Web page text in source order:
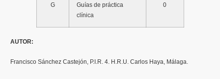
G
Guías de práctica
clínica
0
AUTOR:
Francisco Sánchez Castejón, P.I.R. 4. H.R.U. Carlos Haya, Málaga.